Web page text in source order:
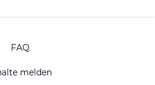
FAQ
melden